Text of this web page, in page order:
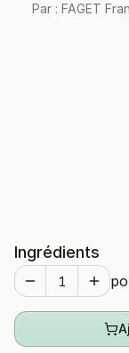
Par : FAGET
Ingrédients